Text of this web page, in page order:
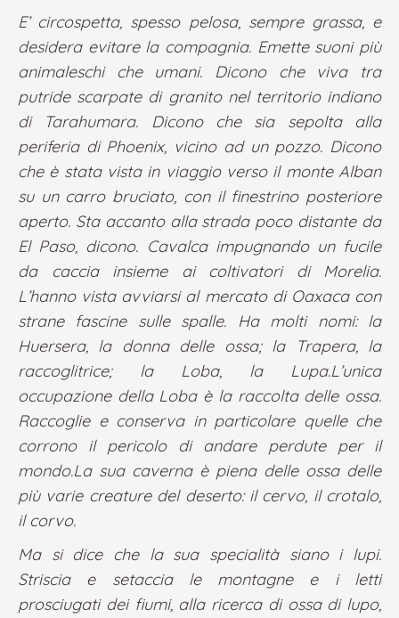
E’ circospetta, spesso pelosa, sempre grassa, e
desidera evitare la compagnia. Emette suoni più
animaleschi che umani. Dicono che viva tra
putride scarpate di granito nel territorio indiano
di Tarahumara. Dicono che sia sepolta alla
periferia di Phoenix, vicino ad un pozzo. Dicono
che è stata vista in viaggio verso il monte Alban
su un carro bruciato, con il finestrino posteriore
aperto. Sta accanto alla strada poco distante da
El Paso, dicono. Cavalca impugnando un fucile
da caccia insieme ai coltivatori di Morelia.
L’hanno vista avviarsi al mercato di Oaxaca con
strane fascine sulle spalle. Ha molti nomi: la
Huersera, la donna delle ossa; la Trapera, la
raccoglitrice; la Loba, la Lupa.L’unica
occupazione della Loba è la raccolta delle ossa.
Raccoglie e conserva in particolare quelle che
corrono il pericolo di andare perdute per il
mondo.La sua caverna è piena delle ossa delle
più varie creature del deserto: il cervo, il crotalo,
il corvo.
Ma si dice che la sua specialità siano i lupi.
Striscia e setaccia le montagne e i letti
prosciugati dei fiumi, alla ricerca di ossa di lupo,